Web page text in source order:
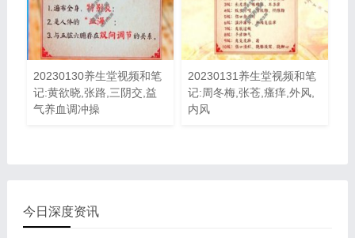
20230130养生堂视频和笔
记:黄欲晓,张路,三阴交,益
气养血调冲操
20230131养生堂视频和笔
记:周冬梅,张苍,瘙痒,外风,
内风
今日深度资讯